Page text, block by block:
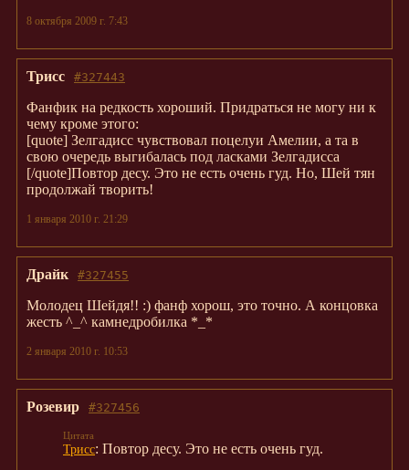
8 октября 2009 г. 7:43
#327443
Трисс
Фанфик на редкость хороший. Придраться не могу ни к
чему кроме этого:
[quote] Зелгадисс чувствовал поцелуи Амелии, а та в
свою очередь выгибалась под ласками Зелгадисса
[/quote]Повтор десу. Это не есть очень гуд. Но, Шей тян
продолжай творить!
1 января 2010 г. 21:29
#327455
Драйк
Молодец Шейдя!! :) фанф хорош, это точно. А концовка
жесть ^_^ камнедробилка *_*
2 января 2010 г. 10:53
#327456
Розевир
Трисс: Повтор десу. Это не есть очень гуд.